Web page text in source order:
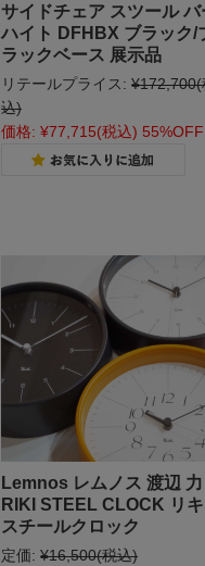
サイドチェア スツール バ
ハイト DFHBX ブラック/
ラックベース 展示品
リテールプライス: ¥172,700(
込)
価格: ¥77,715(税込) 55%OFF
Lemnos レムノス 渡辺 力
RIKI STEEL CLOCK リキ
スチールクロック
定価: ¥16,500(税込)